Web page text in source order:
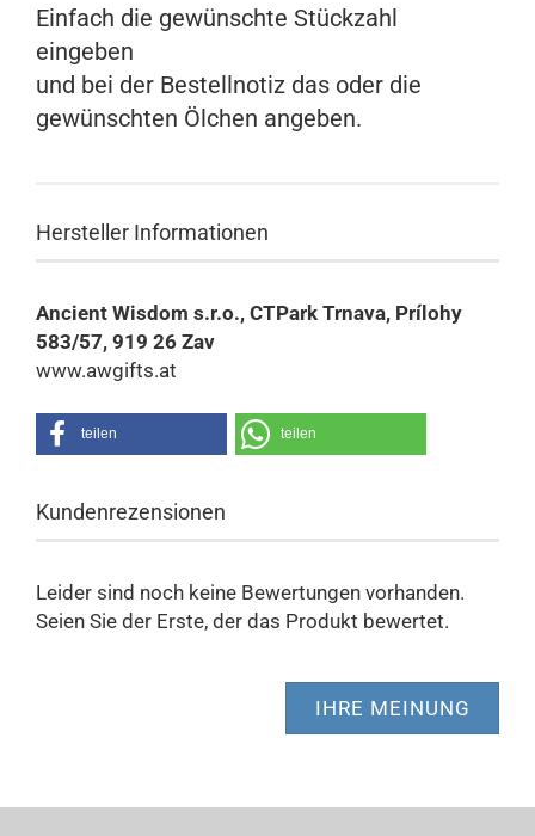
Einfach die gewünschte Stückzahl
eingeben
und bei der Bestellnotiz das oder die
gewünschten Ölchen angeben.
Hersteller Informationen
Ancient Wisdom s.r.o., CTPark Trnava, Prílohy
583/57, 919 26 Zav
www.awgifts.at
teilen teilen
Kundenrezensionen
Leider sind noch keine Bewertungen vorhanden.
Seien Sie der Erste, der das Produkt bewertet.
IHRE MEINUNG